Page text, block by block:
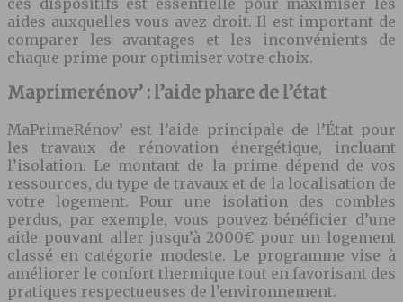
aides auxquelles vous avez droit. Il est important de
comparer les avantages et les inconvénients de
chaque prime pour optimiser votre choix.
Maprimerénov’ : l’aide phare de l’état
MaPrimeRénov’ est l’aide principale de l’État pour
les travaux de rénovation énergétique, incluant
l’isolation. Le montant de la prime dépend de vos
ressources, du type de travaux et de la localisation de
votre logement. Pour une isolation des combles
perdus, par exemple, vous pouvez bénéficier d’une
aide pouvant aller jusqu’à 2000€ pour un logement
classé en catégorie modeste. Le programme vise à
améliorer le confort thermique tout en favorisant des
pratiques respectueuses de l’environnement.